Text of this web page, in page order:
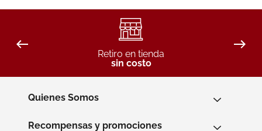
Retiro en tienda
sin costo
Quienes Somos
Recompensas y promociones